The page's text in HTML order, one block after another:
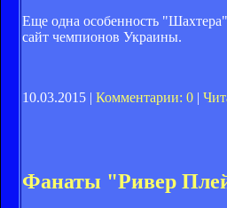
Еще одна особенность
сайт чемпионов Украины.
10.03.2015 | Комментарии: 0 |
Фанаты "Ривер